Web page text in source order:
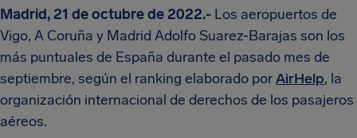
Madrid, 21 de octubre de 2022.- Los aeropuertos de
Vigo, A Coruña y Madrid Adolfo Suarez-Barajas son los
más puntuales de España durante el pasado mes de
septiembre, según el ranking elaborado porAirHelp, la
organización internacional de derechos de los pasajeros
aéreos.